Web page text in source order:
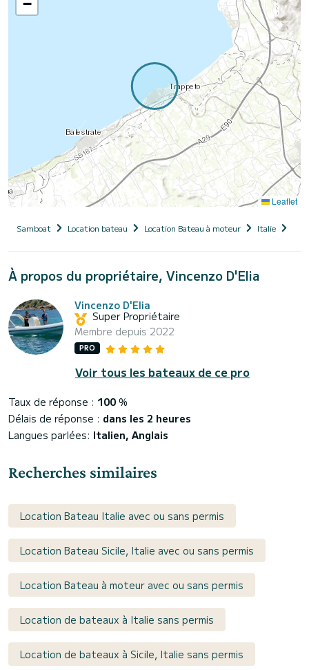
−
Leaflet
Samboat Location bateau Location Bateau à moteur Italie
À propos du propriétaire, Vincenzo D'Elia
Vincenzo D'Elia
Super Propriétaire
Membre depuis 2022
PRO
Voir tous les bateaux de ce pro
Taux de réponse : 100 %
Délais de réponse : dans les 2 heures
Langues parlées: Italien, Anglais
Recherches similaires
Location Bateau Italie avec ou sans permis
Location Bateau Sicile, Italie avec ou sans permis
Location Bateau à moteur avec ou sans permis
Location de bateaux à Italie sans permis
Location de bateaux à Sicile, Italie sans permis